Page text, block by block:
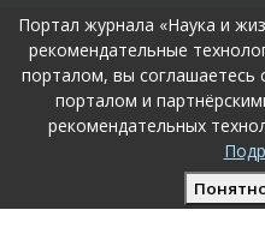
На портале применяются
Продолжая пользоваться
Поддержка и развитие
Портал журнала «Наука и
рекомендательные
порталом, вы соглашаетесь
порталом и
рекомендательных